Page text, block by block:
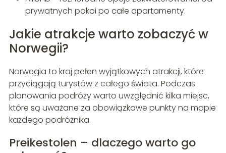
prywatnych pokoi po całe apartamenty.
Jakie atrakcje warto zobaczyć w
Norwegii?
Norwegia to kraj pełen wyjątkowych atrakcji, które
przyciągają turystów z całego świata. Podczas
planowania podróży warto uwzględnić kilka miejsc,
które są uważane za obowiązkowe punkty na mapie
każdego podróżnika.
Preikestolen – dlaczego warto go